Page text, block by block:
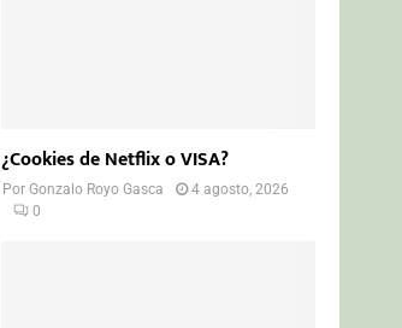
¿Cookies de Netflix o VISA?
PorGonzalo Royo Gasca
4 agosto, 2026
0